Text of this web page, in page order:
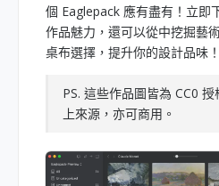
個 Eaglepack 應有盡有！立即
作品魅力，還可以從中挖掘藝
桌布選擇，提升你的設計品味！
PS. 這些作品圖皆為 CC0
上來源，亦可商用。